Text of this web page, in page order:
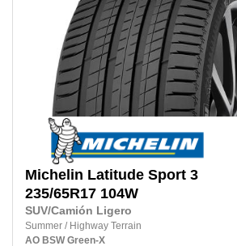
Michelin Latitude Sport 3
235/65R17 104W
SUV/Camión Ligero
Summer / Highway Terrain
AO BSW Green-X